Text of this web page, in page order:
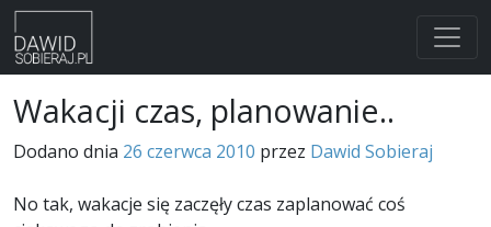
to
content
Wakacji czas, planowanie..
Dodano dnia 26 czerwca 2010 przez Dawid Sobieraj
No tak, wakacje się zaczęły czas zaplanować coś